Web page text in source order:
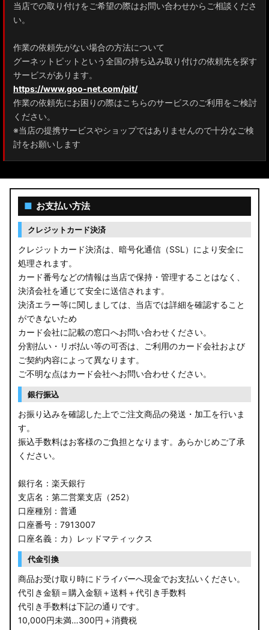
ZRR80 ノア/ヴォクシー
NHP17/NSP17NCP17 シエンタ
M900A/M910A ルーミー
A200A/A210A ライズ
E52 エルグランド
T32 エクストレイル
C28 セレナ
B21A デイズルークス
E13 ノート
E12 ノート
B44A/B45A B47A/B48A ルークス ハイウェイスター
JF3/4 N-BOX カスタム
JH3/4 N-WGN
JH1/2 N-WGN
RT5/6 RW1/2 CR-V
RU3/4 ヴェゼル
JW5 S660
RP6/7 ステップワゴン
RP1/2 RP3/4 ステップワゴン/スパーダ
RK5/6 ステップワゴンスパーダ
当店での取り付けをご希望の際はお問い合わせからご相談くださ
い。
作業の依頼先がない場合の方法について
グーネットピットという全国の持ち込み取り付けの依頼先を探す
サービスがあります。
https://www.goo-net.com/pit/
作業の依頼先にお困りの際はこちらのサービスのご利用をご検討
ください。
※当店の提携サービスやショップではありませんので十分なご検
討をお願いします
■ お支払い方法
クレジットカード決済
クレジットカード決済は、暗号化通信（SSL）により安全に
処理されます。
カード番号などの情報は当店で保持・管理することはなく、
決済会社を通じて安全に送信されます。
決済エラー等に関しましては、当店では詳細を確認すること
ができないため
カード会社に記載の窓口へお問い合わせください。
分割払い・リボ払い等の可否は、ご利用のカード会社および
ご契約内容によって異なります。
ご不明な点はカード会社へお問い合わせください。
銀行振込
お振り込みを確認した上でご注文商品の発送・加工を行いま
す。
振込手数料はお客様のご負担となります。あらかじめご了承
ください。
銀行名：楽天銀行
支店名：第二営業支店（252）
口座種別：普通
口座番号：7913007
口座名義：カ）レッドマティックス
代金引換
商品お受け取り時にドライバーへ現金でお支払いください。
代引き金額＝購入金額＋送料＋代引き手数料
代引き手数料は下記の通りです。
10,000円未満…300円＋消費税